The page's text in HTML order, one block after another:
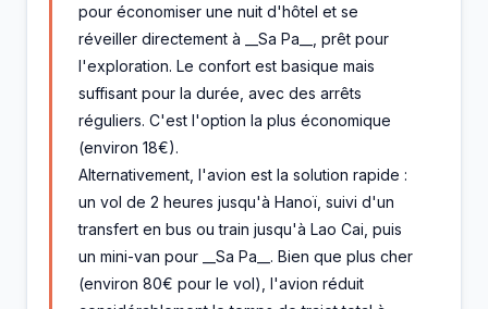
pour économiser une nuit d'hôtel et se
réveiller directement à __Sa Pa__, prêt pour
l'exploration. Le confort est basique mais
suffisant pour la durée, avec des arrêts
réguliers. C'est l'option la plus économique
(environ 18€).
Alternativement, l'avion est la solution rapide :
un vol de 2 heures jusqu'à Hanoï, suivi d'un
transfert en bus ou train jusqu'à Lao Cai, puis
un mini-van pour __Sa Pa__. Bien que plus cher
(environ 80€ pour le vol), l'avion réduit